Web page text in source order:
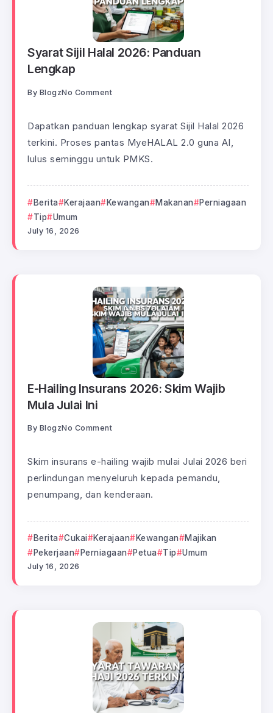
Syarat Sijil Halal 2026: Panduan
Lengkap
By BlogzNo Comment
Dapatkan panduan lengkap syarat Sijil Halal 2026
terkini. Proses pantas MyeHALAL 2.0 guna AI,
lulus seminggu untuk PMKS.
Berita Kerajaan Kewangan Makanan
Perniagaan
Tip
Umum
July 16, 2026
E-Hailing Insurans 2026: Skim Wajib
Mula Julai Ini
By BlogzNo Comment
Skim insurans e-hailing wajib mulai Julai 2026 beri
perlindungan menyeluruh kepada pemandu,
penumpang, dan kenderaan.
Berita Cukai Kerajaan Kewangan
Majikan
Pekerjaan
Perniagaan Petua Tip Umum
July 16, 2026